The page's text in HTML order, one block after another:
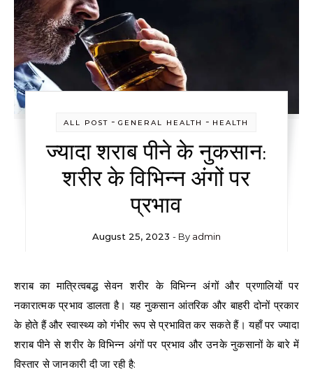
ALL POST -GENERAL HEALTH - HEALTH
ज्यादा शराब पीने के नुकसान:
शरीर के विभिन्न अंगों पर
प्रभाव
August 25, 2023 - By admin
शराब का मात्रित्वबद्ध सेवन शरीर के विभिन्न अंगों और प्रणालियों पर
नकारात्मक प्रभाव डालता है। यह नुकसान आंतरिक और बाहरी दोनों प्रकार
के होते हैं और स्वास्थ्य को गंभीर रूप से प्रभावित कर सकते हैं। यहाँ पर ज्यादा
शराब पीने से शरीर के विभिन्न अंगों पर प्रभाव और उनके नुकसानों के बारे में
विस्तार से जानकारी दी जा रही है: